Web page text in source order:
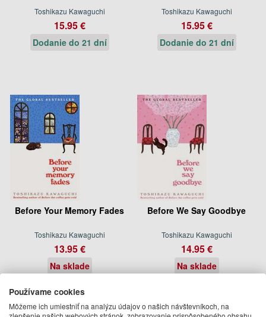
Toshikazu Kawaguchi
15.95 €
Dodanie do 21 dní
Toshikazu Kawaguchi
15.95 €
Dodanie do 21 dní
Before Your Memory Fades
Toshikazu Kawaguchi
13.95 €
Na sklade
Before We Say Goodbye
Toshikazu Kawaguchi
14.95 €
Na sklade
Používame cookies
Môžeme ich umiestniť na analýzu údajov o našich návštevníkoch, na